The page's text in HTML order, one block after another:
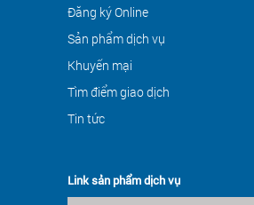
Đăng ký Online
Sản phẩm dịch vụ
Khuyến mại
Tìm điểm giao dịch
Tin tức
Link sản phẩm dịch vụ